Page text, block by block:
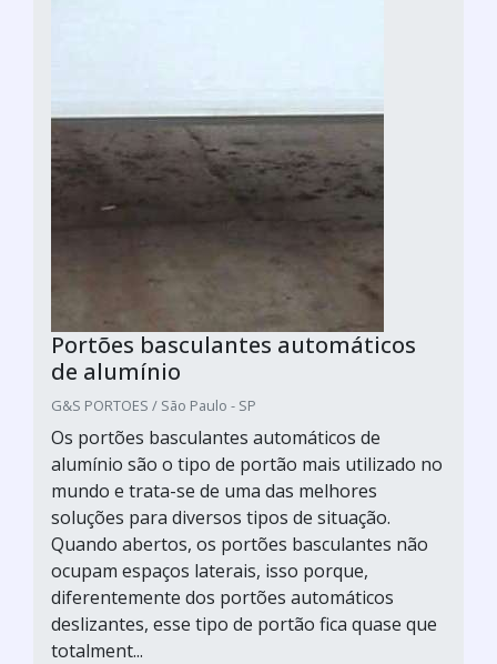
Portões basculantes automáticos
de alumínio
G&S PORTOES / São Paulo - SP
Os portões basculantes automáticos de
alumínio são o tipo de portão mais utilizado no
mundo e trata-se de uma das melhores
soluções para diversos tipos de situação.
Quando abertos, os portões basculantes não
ocupam espaços laterais, isso porque,
diferentemente dos portões automáticos
deslizantes, esse tipo de portão fica quase que
totalment...